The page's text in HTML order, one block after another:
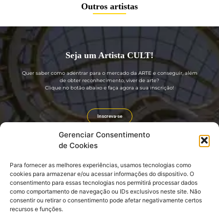
Gerenciar Consentimento
de Cookies
Para fornecer as melhores experiências, usamos tecnologias como
cookies para armazenar e/ou acessar informações do dispositivo. O
consentimento para essas tecnologias nos permitirá processar dados
como comportamento de navegação ou IDs exclusivos neste site. Não
consentir ou retirar o consentimento pode afetar negativamente certos
recursos e funções.
Outros artistas
Seja um Artista CULT!
Quer saber como adentrar para o mercado da ARTE e conseguir, além
de obter reconhecimento, viver de arte?
Clique no botão abaixo e faça agora a sua inscrição!
Inscreva-se
Guia rápido
Sobre nós
Seja um Artista CULT! (GRÁTIS)
Seja um Embaixador CULT!
Login: EMBAIXADOR CULT
Divulgação
Portal GIRO CULT
Revista GIRO CULT
Agenda Cultural e Turística